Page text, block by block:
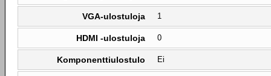
VGA-ulostuloja 1
HDMI -ulostuloja 0
Komponenttiulostulo Ei